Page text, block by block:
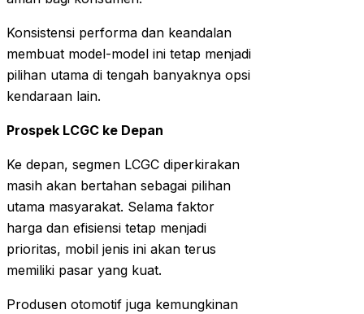
Konsistensi performa dan keandalan
membuat model-model ini tetap menjadi
pilihan utama di tengah banyaknya opsi
kendaraan lain.
Prospek LCGC ke Depan
Ke depan, segmen LCGC diperkirakan
masih akan bertahan sebagai pilihan
utama masyarakat. Selama faktor
harga dan efisiensi tetap menjadi
prioritas, mobil jenis ini akan terus
memiliki pasar yang kuat.
Produsen otomotif juga kemungkinan